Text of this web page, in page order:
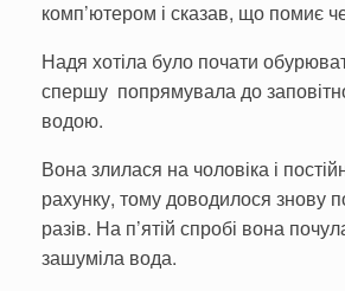
комп’ютером і сказав, що помиє
Надя хотіла було почати
спершу попрямувала до
водою.
Вона злилася на чоловіка і
рахунку, тому доводилося знову
разів. На п’ятій спробі вона
зашуміла вода.